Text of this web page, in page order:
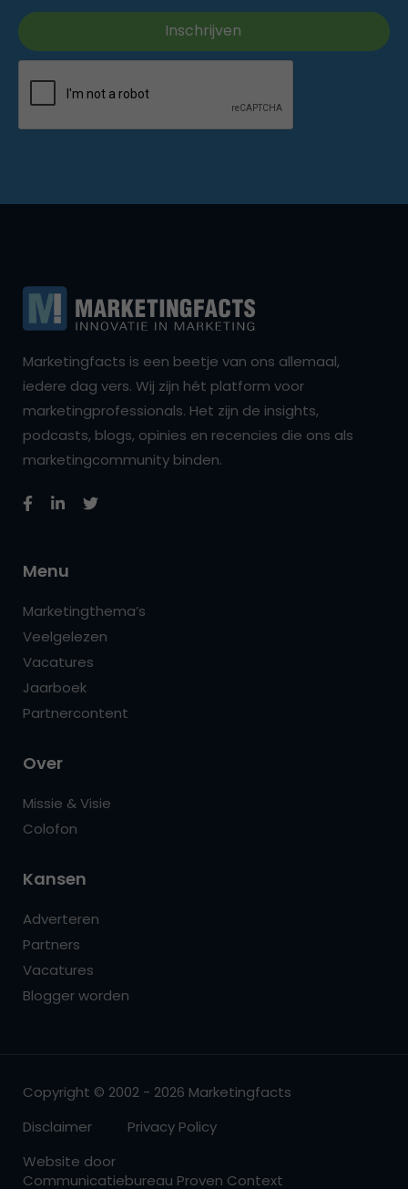
Marketingfacts is een beetje van ons allemaal,
iedere dag vers. Wij zijn hét platform voor
marketingprofessionals. Het zijn de insights,
podcasts, blogs, opinies en recencies die ons als
marketingcommunity binden.
Menu
Marketingthema’s
Veelgelezen
Vacatures
Jaarboek
Partnercontent
Over
Missie & Visie
Colofon
Kansen
Adverteren
Partners
Vacatures
Blogger worden
Copyright © 2002 - 2026 Marketingfacts
Disclaimer
Privacy Policy
Website door
Communicatiebureau Proven Context